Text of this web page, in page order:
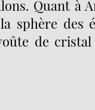
Quant à
sphère des
de